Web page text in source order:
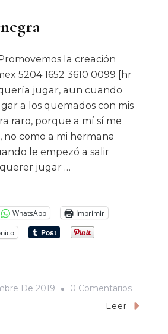
la creación
5204 1652 3610 0099 [hr
jugar, aun cuando
a los quemados con mis
raro, porque a mí sí me
como a mi hermana
le empezó a salir
jugar …
WhatsApp
Imprimir
De 2019 0 ComentariosEn
Mariposa
Leer